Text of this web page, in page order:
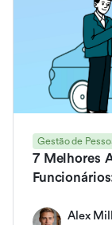
Gestão de
7 Melhores
Alex